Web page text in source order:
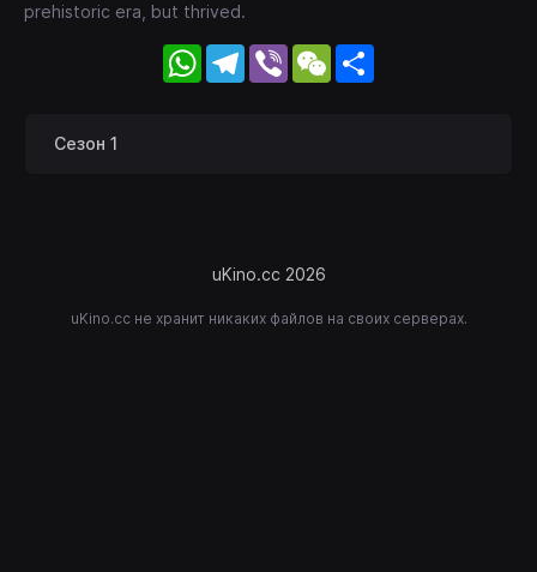
prehistoric era, but thrived.
WhatsApp
Telegram
Viber WeChat
Сезон 1
uKino.cc 2026
uKino.cc не хранит никаких файлов на своих серверах.